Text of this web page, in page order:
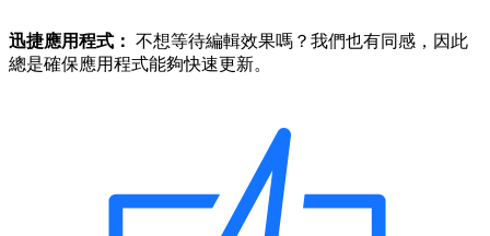
迅捷應用程式： 不想等待編輯效果嗎？我們也有同感，因此
總是確保應用程式能夠快速更新。